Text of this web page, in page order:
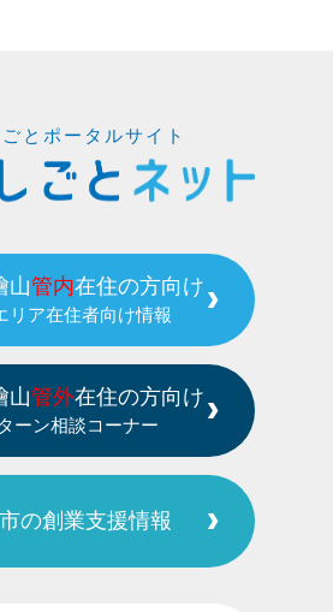
とポータルサイト
山管内在住の方向け
リア在住者向け情報
山管外在住の方向け
ーン相談コーナー
の創業支援情報